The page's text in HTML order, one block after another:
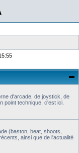
d'arcade, de joystick, de
point technique, c'est ici.
(baston, beat, shoots,
ainsi que de l'actualité